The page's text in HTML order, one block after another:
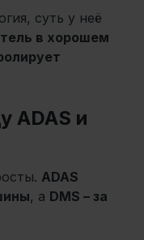
суть у неё
в хорошем
ADAS и
ADAS
, а DMS – за